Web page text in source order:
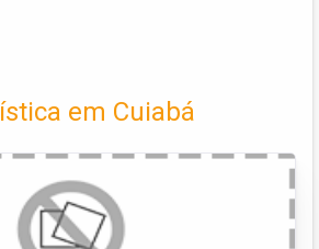
em Cuiabá